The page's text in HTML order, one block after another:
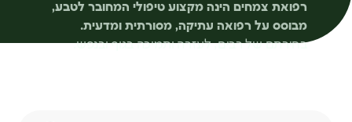
רפואת צמחים הינה מקצוע טיפולי המחובר לטבע,
מבוסס על רפואה עתיקה, מסורתית ומדעית.
בחירתם של רבים, לעזרה ותמיכה בגוף ובנפש.